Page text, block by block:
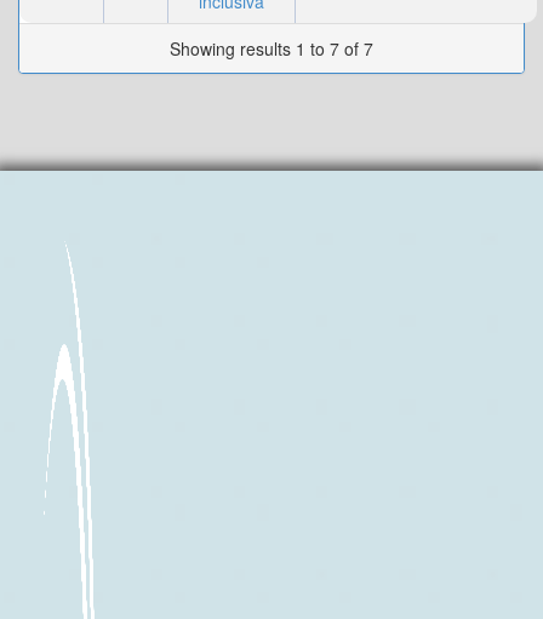
Showing results 1 to 7 of 7